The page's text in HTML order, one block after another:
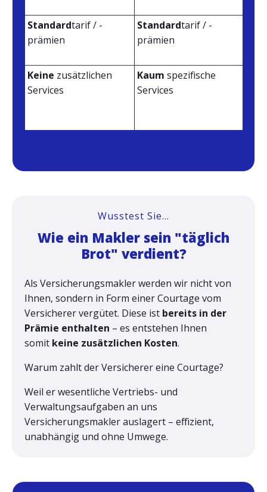
Standardtarif / -
prämien
Standardtarif / -
prämien
Keine zusätzlichen
Services
Kaum spezifische
Services
Wusstest Sie...
Wie ein Makler sein "täglich
Brot" verdient?
Als Versicherungsmakler werden wir nicht von
Ihnen, sondern in Form einer Courtage vom
Versicherer vergütet. Diese ist bereits in der
Prämie enthalten – es entstehen Ihnen
somit keine zusätzlichen Kosten.
Warum zahlt der Versicherer eine Courtage?
Weil er wesentliche Vertriebs- und
Verwaltungsaufgaben an uns
Versicherungsmakler auslagert – effizient,
unabhängig und ohne Umwege.